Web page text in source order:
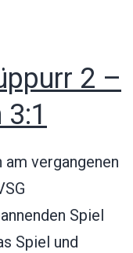
2 –
vergangenen
Spiel
Spiel und